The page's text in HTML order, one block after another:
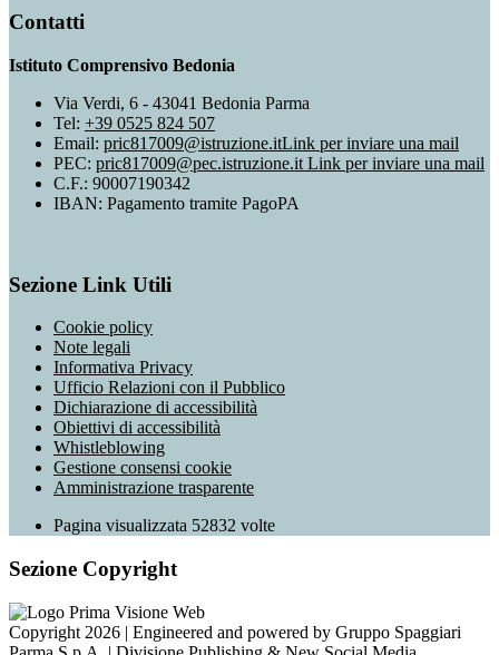
Contatti
Istituto Comprensivo Bedonia
Via Verdi, 6 - 43041 Bedonia Parma
Tel: +39 0525 824 507
Email: pric817009@istruzione.itLink per inviare una mail
PEC: pric817009@pec.istruzione.it Link per inviare una mail
C.F.: 90007190342
IBAN: Pagamento tramite PagoPA
Sezione Link Utili
Cookie policy
Note legali
Informativa Privacy
Ufficio Relazioni con il Pubblico
Dichiarazione di accessibilità
Obiettivi di accessibilità
Whistleblowing
Gestione consensi cookie
Amministrazione trasparente
Pagina visualizzata 52832 volte
Sezione Copyright
Copyright 2026 | Engineered and powered by Gruppo Spaggiari